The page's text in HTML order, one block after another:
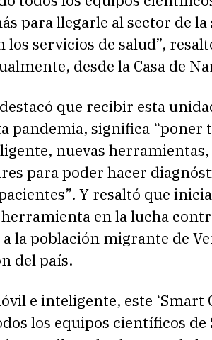
para llegarle al sector de la
los servicios de salud”,
desde la Casa de
que recibir esta
pandemia, significa “poner
nuevas herramientas,
para poder hacer
Y resaltó que
en la lucha
la población migrante de
del país.
e inteligente, este ‘Smart
los equipos científicos de